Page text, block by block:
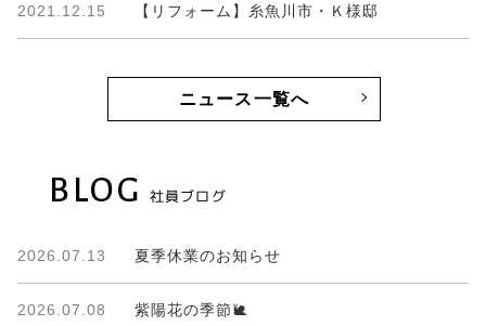
2021.12.15 【リフォーム】糸魚川市・Ｋ様邸
ニュース一覧へ
BLOG 社員ブログ
2026.07.13 夏季休業のお知らせ
2026.07.08 紫陽花の季節🐌